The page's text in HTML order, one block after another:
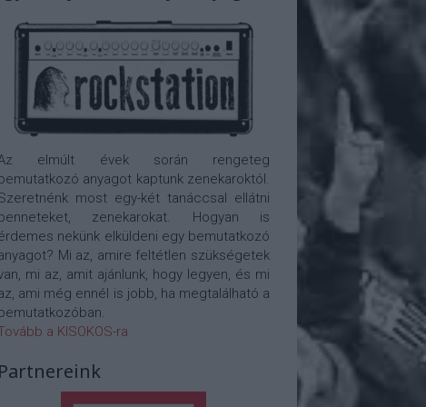
elmúlt évek során rengeteg
anyagot kaptunk zenekaroktól.
most egy-két tanáccsal ellátni
zenekarokat. Hogyan is
nekünk elküldeni egy bemutatkozó
Mi az, amire feltétlen szükségetek
mi az, amit ajánlunk, hogy legyen, és mi
ami még ennél is jobb, ha megtalálható a
a KISOKOS-ra
Partnereink